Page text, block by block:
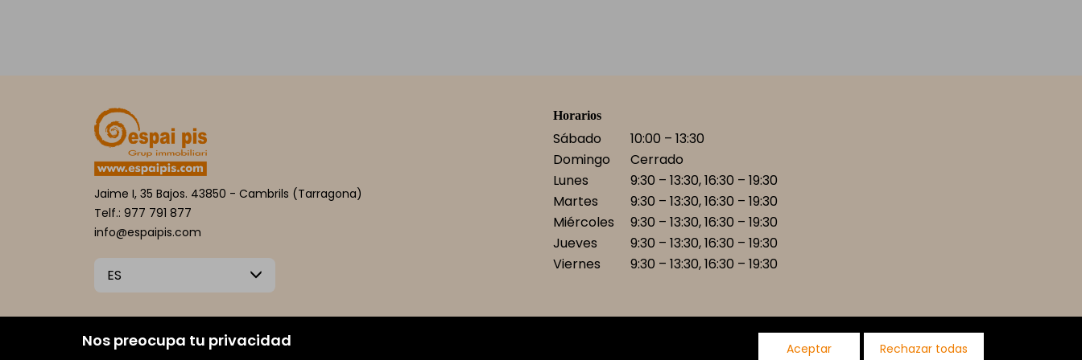
Nos preocupa tu privacidad Aceptar Rechazar todas
Jaime I, 35 Bajos. 43850 - Cambrils (Tarragona)
Telf.: 977 791 877
info@espaipis.com
ES
Horarios
Sábado
10:00 – 13:30
Domingo
Cerrado
Lunes
9:30 – 13:30, 16:30 – 19:30
Martes
9:30 – 13:30, 16:30 – 19:30
Miércoles
9:30 – 13:30, 16:30 – 19:30
Jueves
9:30 – 13:30, 16:30 – 19:30
Viernes
9:30 – 13:30, 16:30 – 19:30